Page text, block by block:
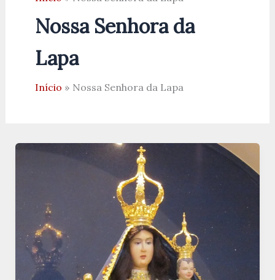
Nossa Senhora da
Lapa
Início Nossa Senhora da Lapa